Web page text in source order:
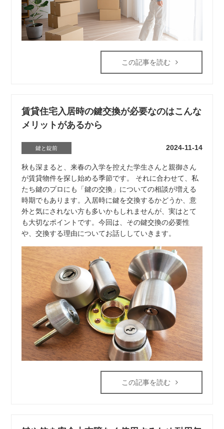
この記事を読む
賃貸住宅入居時の鍵交換が必要なのはこんな
メリットがあるから
鍵と錠前 2024-11-14
秋も深まると、来春の入学を控えた学生さんと親御さん
が賃貸物件を探し始める季節です。 それに合わせて、私
たち鍵のプロにも「鍵の交換」についての相談が増える
時期でもあります。入居時に鍵を交換するかどうか、意
外と気にされない方も多いかもしれませんが、実はとて
も大切なポイントです。今回は、その鍵交換の必要性
や、交換する理由についてお話ししていきます。
この記事を読む